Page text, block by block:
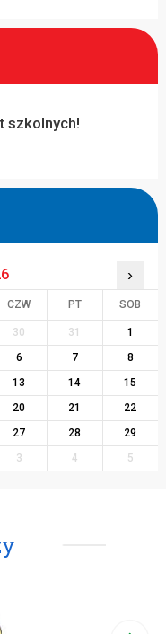
szkolnych!
›
CZW PT SOB
30 31
1
6 7
8
13 14
15
20 21
22
27 28
29
3 4 5